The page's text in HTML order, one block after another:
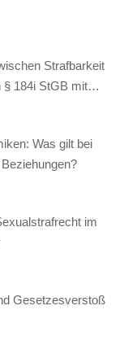
Strafbarkeit
§ 184i StGB mit
Was gilt bei
im
Gesetzesverstoß